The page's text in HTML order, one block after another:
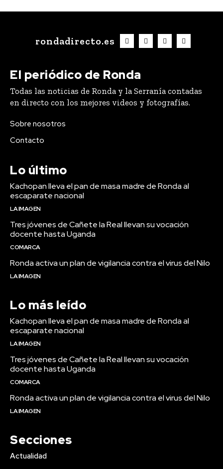
rondadirecto.es
El periódico de Ronda
Todas las noticias de Ronda y la Serranía contadas
en directo con los mejores videos y fotografías.
Sobre nosotros
Contacto
Lo último
Kachopan lleva el pan de masa madre de Ronda al
escaparate nacional
LA IMAGEN
Tres jóvenes de Cañete la Real llevan su vocación
docente hasta Uganda
COMARCA
Ronda activa un plan de vigilancia contra el virus del Nilo
LA IMAGEN
Lo más leído
Kachopan lleva el pan de masa madre de Ronda al
escaparate nacional
LA IMAGEN
Tres jóvenes de Cañete la Real llevan su vocación
docente hasta Uganda
COMARCA
Ronda activa un plan de vigilancia contra el virus del Nilo
LA IMAGEN
Secciones
Actualidad